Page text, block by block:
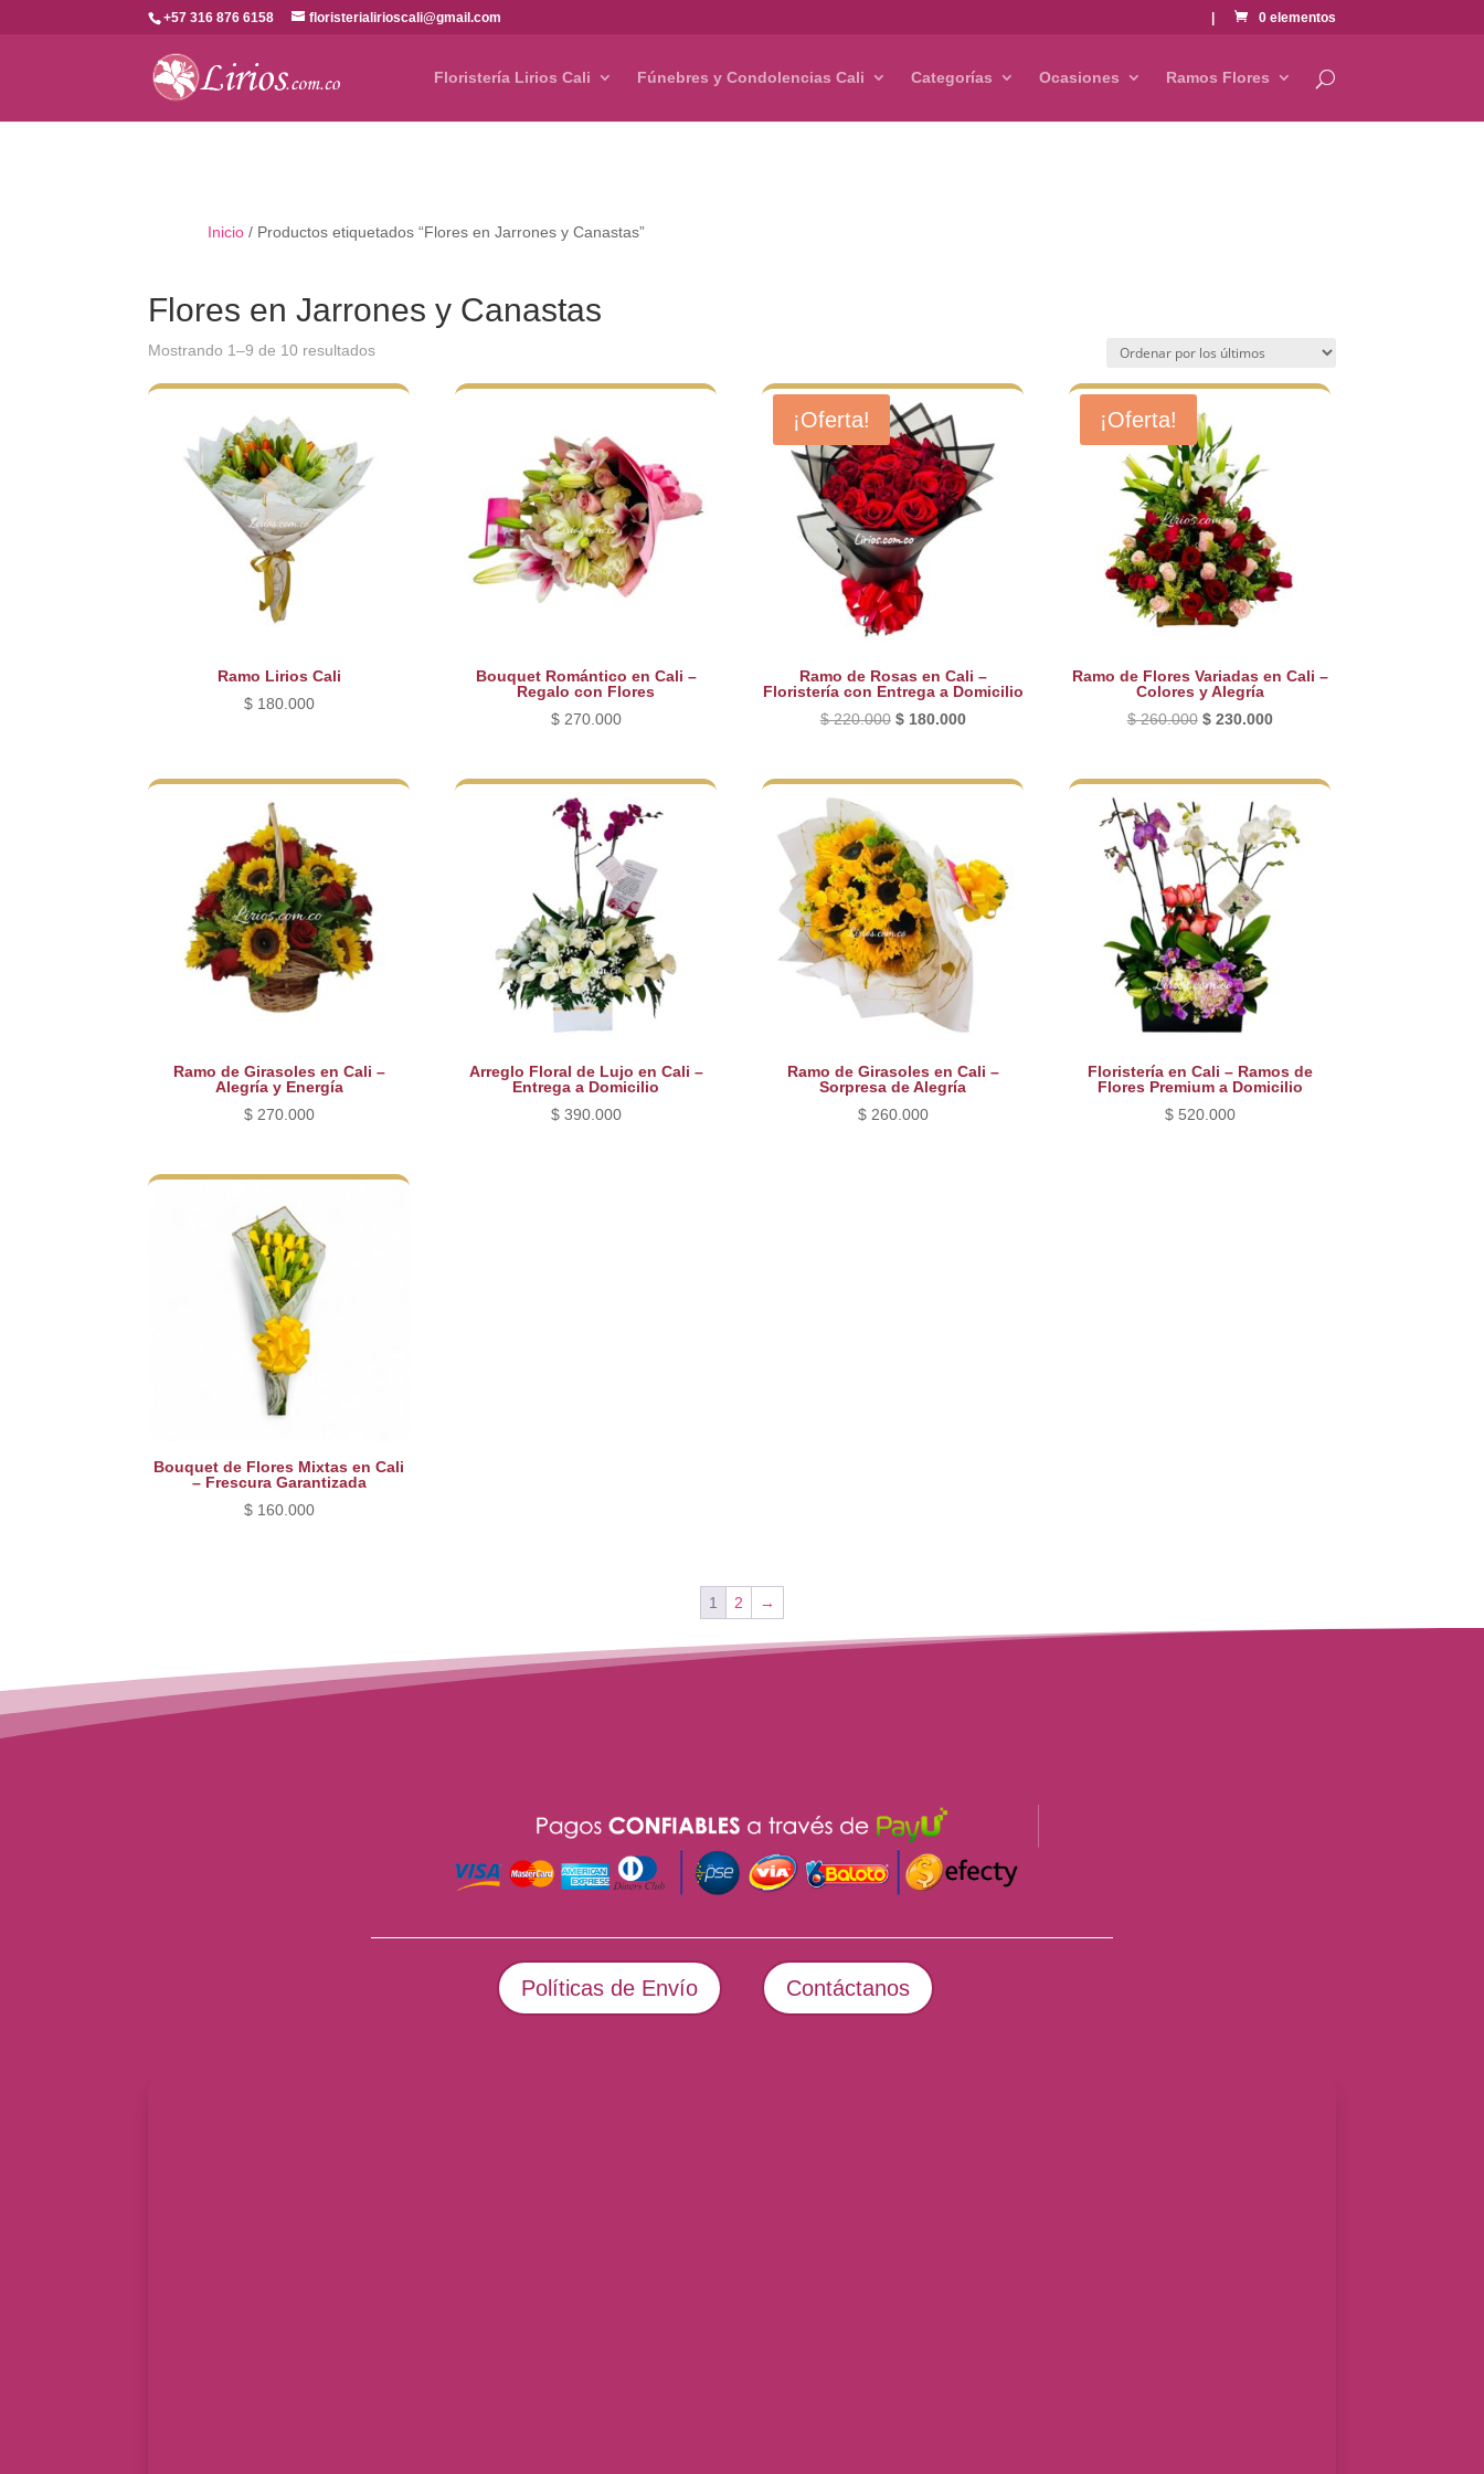
+57 316 876 6158 floristerialirioscali@gmail.com 0 elementos
Floristería Lirios Cali Fúnebres y Condolencias Cali Categorías Ocasiones Ramos Flores
Inicio / Productos etiquetados “Flores en Jarrones y Canastas”
Flores en Jarrones y Canastas
Mostrando 1–9 de 10 resultadosOrdenado
Ramo Lirios Cali
$180.000
Bouquet Romántico en Cali –
Regalo con Flores
$270.000
¡Oferta!
Ramo de Rosas en Cali –
Floristería con Entrega a Domicilio
$220.000 El
$180.000El
¡Oferta!
Ramo de Flores Variadas en Cali –
Colores y Alegría
$260.000 El
$ 260.000.
$230.000El
$ 230.000.
Ramo de Girasoles en Cali –
Alegría y Energía
$270.000
Arreglo Floral de Lujo en Cali –
Entrega a Domicilio
$390.000
Ramo de Girasoles en Cali –
Sorpresa de Alegría
$260.000
Floristería en Cali – Ramos de
Flores Premium a Domicilio
$520.000
Bouquet de Flores Mixtas en Cali
– Frescura Garantizada
$160.000
1 2 →
Políticas de Envío Contáctanos